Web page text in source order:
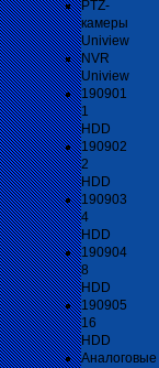
PTZ-
камеры
Uniview
NVR
Uniview
190901
1
HDD
190902
2
HDD
190903
4
HDD
190904
8
HDD
190905
16
HDD
Аналоговые